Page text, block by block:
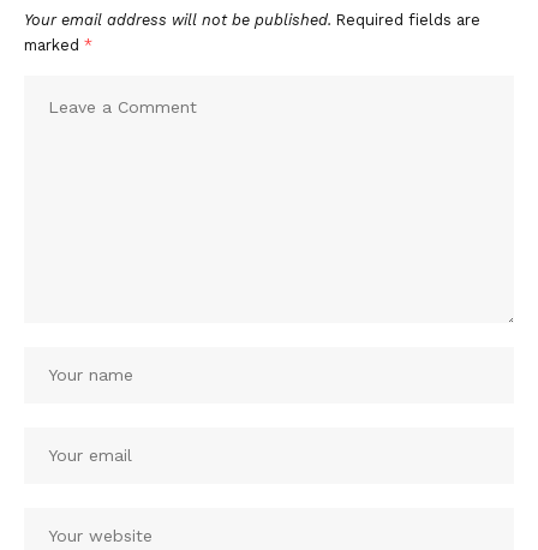
Your email address will not be published. Required fields are
marked *